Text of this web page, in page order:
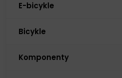
E-bicykle
Bicykle
Komponenty